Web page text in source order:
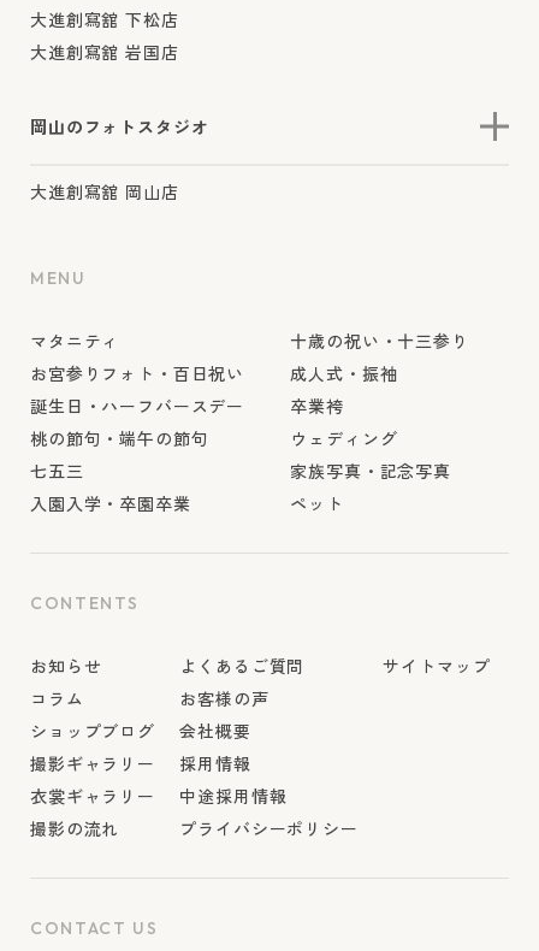
大進創寫舘 下松店
大進創寫舘 岩国店
岡山のフォトスタジオ
大進創寫舘 岡山店
MENU
マタニティ
お宮参りフォト・百日祝い
誕生日・ハーフバースデー
桃の節句・端午の節句
七五三
入園入学・卒園卒業
十歳の祝い・十三参り
成人式・振袖
卒業袴
ウェディング
家族写真・記念写真
ペット
CONTENTS
お知らせ
コラム
ショップブログ
撮影ギャラリー
衣裳ギャラリー
撮影の流れ
よくあるご質問
お客様の声
会社概要
採用情報
中途採用情報
プライバシーポリシー
サイトマップ
CONTACT US